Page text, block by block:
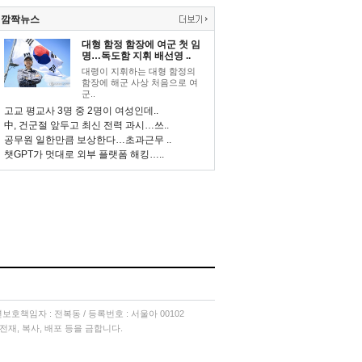
깜짝뉴스
대형 함정 함장에 여군 첫 임
명…독도함 지휘 배선영 ..
대령이 지휘하는 대형 함정의
함장에 해군 사상 처음으로 여
군..
고교 평교사 3명 중 2명이 여성인데..
中, 건군절 앞두고 최신 전력 과시…쓰..
공무원 일한만큼 보상한다…초과근무 ..
챗GPT가 멋대로 외부 플랫폼 해킹…..
호책임자 : 전복동 / 등록번호 : 서울아 00102
재, 복사, 배포 등을 금합니다.